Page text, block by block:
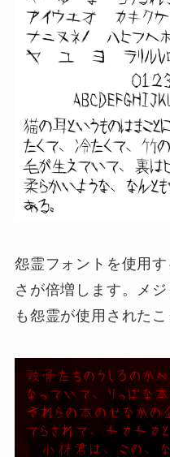
怨霊フォントを使用
さが倍増します。メ
も怨霊が使用された